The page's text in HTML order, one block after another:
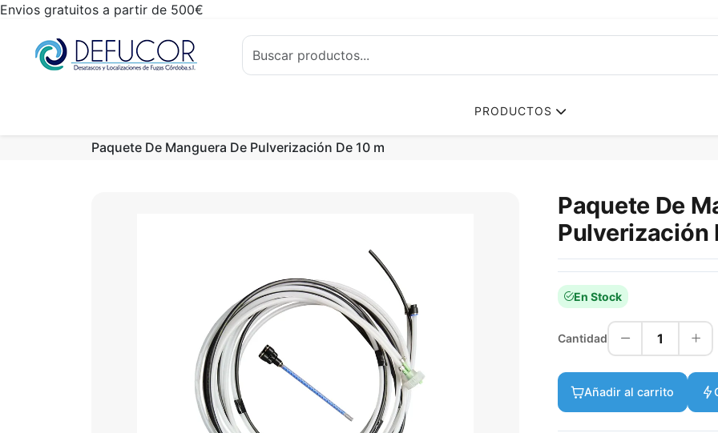
Envios gratuitos a partir de 500€
PRODUCTOS
Paquete De Manguera De Pulverización De 10 m
Paquete De
Pulverización
En Stock
Cantidad 1
Añadir al carrito